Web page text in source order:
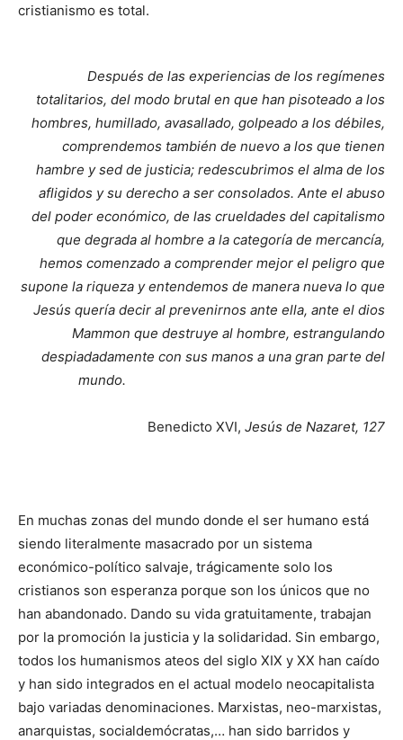
cristianismo es total.
Después de las experiencias de los regímenes
totalitarios, del modo brutal en que han pisoteado a los
hombres, humillado, avasallado, golpeado a los débiles,
comprendemos también de nuevo a los que tienen
hambre y sed de justicia; redescubrimos el alma de los
afligidos y su derecho a ser consolados. Ante el abuso
del poder económico, de las crueldades del capitalismo
que degrada al hombre a la categoría de mercancía,
hemos comenzado a comprender mejor el peligro que
supone la riqueza y entendemos de manera nueva lo que
Jesús quería decir al prevenirnos ante ella, ante el dios
Mammon que destruye al hombre, estrangulando
despiadadamente con sus manos a una gran parte del
mundo.
Benedicto XVI, Jesús de Nazaret, 127
En muchas zonas del mundo donde el ser humano está
siendo literalmente masacrado por un sistema
económico-político salvaje, trágicamente solo los
cristianos son esperanza porque son los únicos que no
han abandonado. Dando su vida gratuitamente, trabajan
por la promoción la justicia y la solidaridad. Sin embargo,
todos los humanismos ateos del siglo XIX y XX han caído
y han sido integrados en el actual modelo neocapitalista
bajo variadas denominaciones. Marxistas, neo-marxistas,
anarquistas, socialdemócratas,… han sido barridos y